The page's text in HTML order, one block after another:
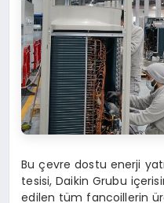
Bu çevre dostu enerji
tesisi, Daikin Grubu
edilen tüm fancoillerin